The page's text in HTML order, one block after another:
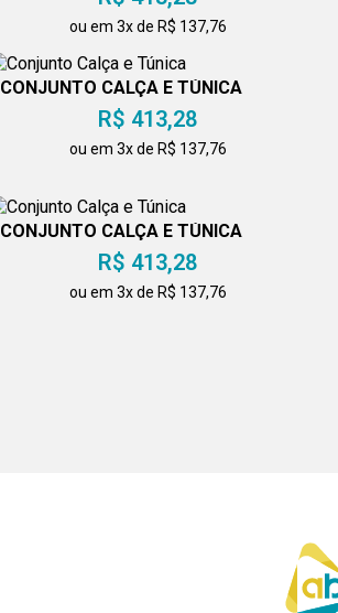
ou em 3x de R$ 137,76
CONJUNTO CALÇA E TÚNICA
R$ 413,28
ou em 3x de R$ 137,76
CONJUNTO CALÇA E TÚNICA
R$ 413,28
ou em 3x de R$ 137,76